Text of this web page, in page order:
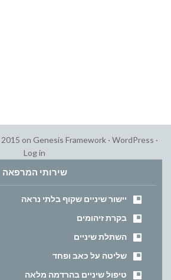
on Genesis Framework · WordPress ·
Log in
שירותי המרפאה
יישור שיניים שקוף בלתי נראה
בקרת זיהומים
השתלת שיניים
שליטה על כאב ופחד
טיפול שיניים בהרדמה מלאה